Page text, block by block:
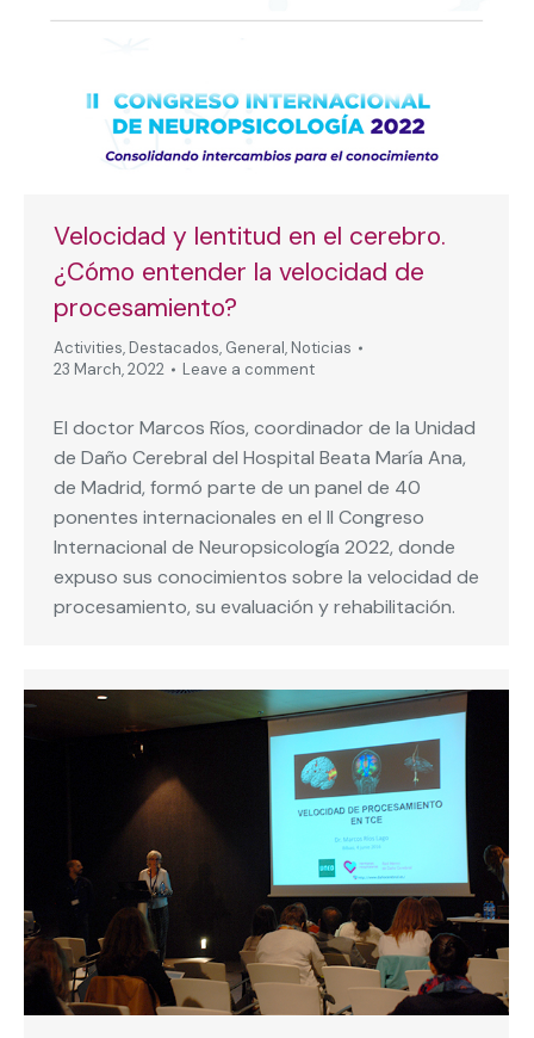
Velocidad y lentitud en el cerebro.
¿Cómo entender la velocidad de
procesamiento?
Activities, Destacados, General, Noticias
23 March, 2022
Leave a comment
El doctor Marcos Ríos, coordinador de la Unidad
de Daño Cerebral del Hospital Beata María Ana,
de Madrid, formó parte de un panel de 40
ponentes internacionales en el II Congreso
Internacional de Neuropsicología 2022, donde
expuso sus conocimientos sobre la velocidad de
procesamiento, su evaluación y rehabilitación.